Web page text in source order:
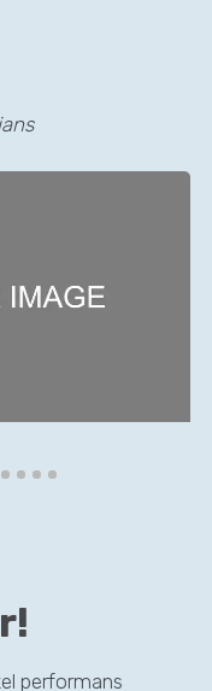
performans